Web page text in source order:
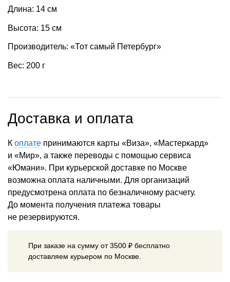
Длина: 14 см
Высота: 15 см
Производитель: «Тот самый Петербург»
Вес: 200 г
Доставка и оплата
К оплате принимаются карты «Виза», «Мастеркард»
и «Мир», а также переводы с помощью сервиса
«Юмани». При курьерской доставке по Москве
возможна оплата наличными. Для организаций
предусмотрена оплата по безналичному расчету.
До момента получения платежа товары
не резервируются.
При заказе на сумму от 3500 ₽ бесплатно
доставляем курьером по Москве.